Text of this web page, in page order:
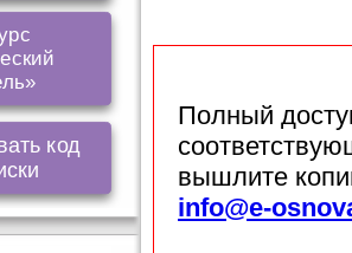
Полный
вышлите
info@e-
код